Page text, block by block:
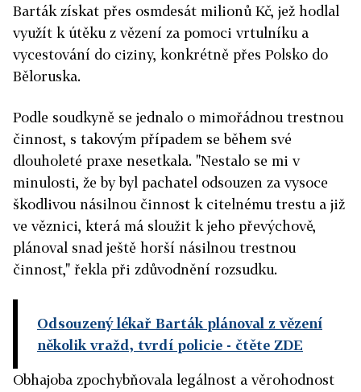
Barták získat přes osmdesát milionů Kč, jež hodlal
využít k útěku z vězení za pomoci vrtulníku a
vycestování do ciziny, konkrétně přes Polsko do
Běloruska.
Podle soudkyně se jednalo o mimořádnou trestnou
činnost, s takovým případem se během své
dlouholeté praxe nesetkala. "Nestalo se mi v
minulosti, že by byl pachatel odsouzen za vysoce
škodlivou násilnou činnost k citelnému trestu a již
ve věznici, která má sloužit k jeho převýchově,
plánoval snad ještě horší násilnou trestnou
činnost," řekla při zdůvodnění rozsudku.
Odsouzený lékař Barták plánoval z vězení
několik vražd, tvrdí policie - čtěte ZDE
Obhajoba zpochybňovala legálnost a věrohodnost